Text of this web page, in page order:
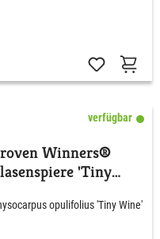
verfügbar
Winners®
'Tiny
opulifolius 'Tiny Wine'